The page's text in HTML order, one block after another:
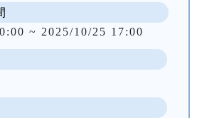
~ 2025/10/25 17:00